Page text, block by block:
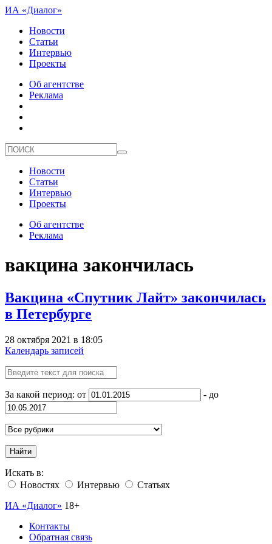
ИА «Диалог»
Новости
Статьи
Интервью
Проекты
Об агентстве
Реклама
Новости
Статьи
Интервью
Проекты
Об агентстве
Реклама
вакцина закончилась
Вакцина «Спутник Лайт» закончилась
в Петербурге
28 октября 2021 в 18:05
Календарь записей
За какой период: от - до
Найти
Искать в:
Новостях
Интервью
Статьях
ИА «Диалог» 18+
Контакты
Обратная связь